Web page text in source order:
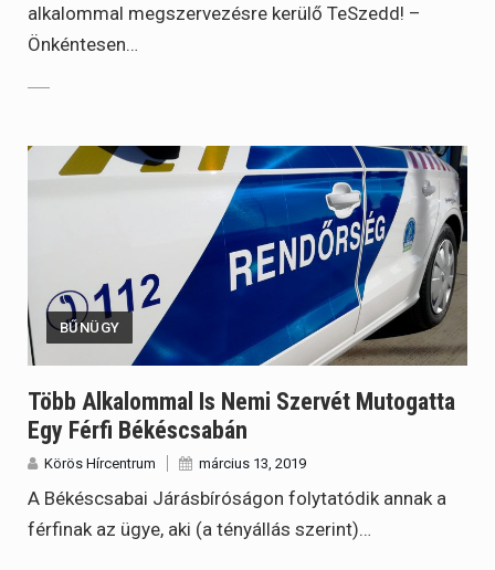
alkalommal megszervezésre kerülő TeSzedd! –
Önkéntesen…
BŰNÜGY
Több Alkalommal Is Nemi Szervét Mutogatta
Egy Férfi Békéscsabán
Körös Hírcentrum március 13, 2019
A Békéscsabai Járásbíróságon folytatódik annak a
férfinak az ügye, aki (a tényállás szerint)…